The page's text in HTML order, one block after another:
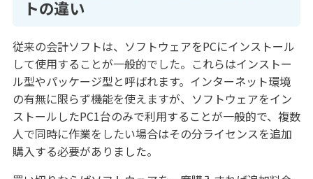
トの違い
従来の会計ソフトは、ソフトウェアをPCにインストール
して使用することが一般的でした。これらはインストー
ル型やパッケージ型と呼ばれます。インターネット環境
の有無に限らず機能を使えますが、ソフトウェアをイン
ストールしたPC1台のみで利用することが一般的で、複数
人で同時に作業をしたい場合はその分ライセンスを追加
購入する必要がありました。